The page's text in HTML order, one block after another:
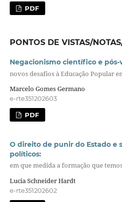
PDF
PONTOS DE VISTAS/
Negacionismo científico e pós-
novos desafios à Educação Popular
Marcelo Gomes Germano
e-rte351202603
PDF
O direito de punir do Estado e
políticos:
em que medida a formação que
Lucia Schneider Hardt
e-rte351202602